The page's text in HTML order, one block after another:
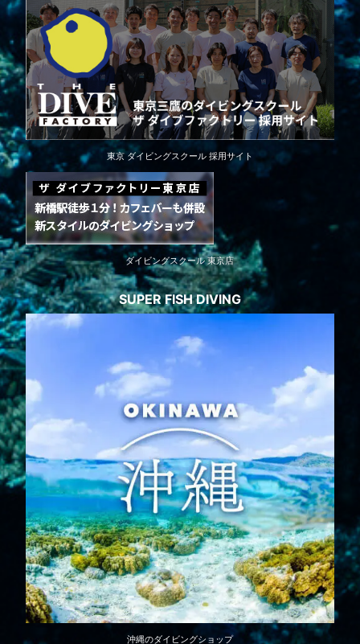
東京 ダイビングスクール 採用サイト
ダイビングスクール 東京店
SUPER FISH DIVING
沖縄のダイビングショップ